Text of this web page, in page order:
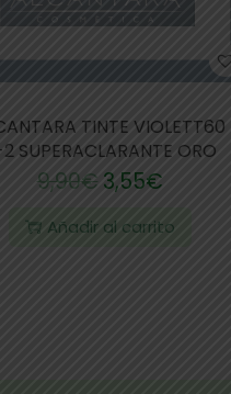
TINTE VIOLETT60
2 SUPERACLARANTE ORO
9,90€ 3,55€
Añadir al carrito